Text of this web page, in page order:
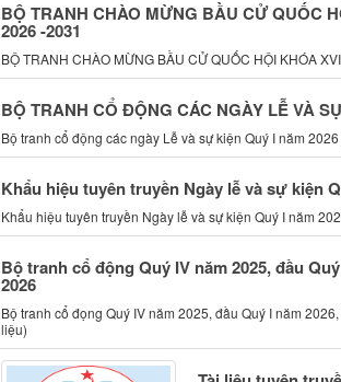
BỘ TRANH CHÀO MỪNG BẦU CỬ QUỐC
2026 -2031
BỘ TRANH CHÀO MỪNG BẦU CỬ QUỐC HỘI KHÓA
BỘ TRANH CỔ ĐỘNG CÁC NGÀY LỄ VÀ
Bộ tranh cổ động các ngày Lễ và sự kiện Quý I năm
Khẩu hiệu tuyên truyền Ngày lễ và sự kiện
Khẩu hiệu tuyên truyền Ngày lễ và sự kiện Quý I năm
Bộ tranh cổ động Quý IV năm 2025, đầu
2026
Bộ tranh cổ đọng Quý IV năm 2025, đầu Quý I năm
liệu)